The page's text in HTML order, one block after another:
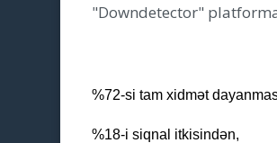
"Downdetector"
%72-si tam xidmət
%18-i siqnal itkisindən,